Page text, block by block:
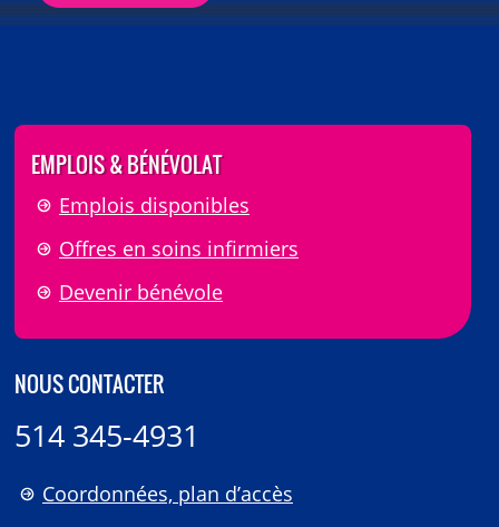
EMPLOIS & BÉNÉVOLAT
Emplois disponibles
Offres en soins infirmiers
Devenir bénévole
NOUS CONTACTER
514 345-4931
Coordonnées, plan d’accès